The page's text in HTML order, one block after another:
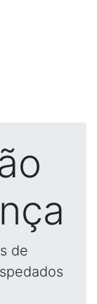
de